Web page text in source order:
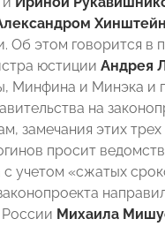
Об этом говорится в
юстиции Андрея
Минфина и Минэка и
на
замечания этих
просит
с учетом «сжатых
Михаила